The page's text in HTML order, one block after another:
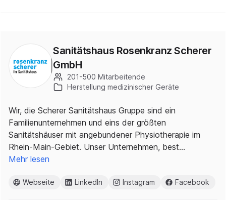
Sanitätshaus Rosenkranz Scherer
GmbH
201-500 Mitarbeitende
Herstellung medizinischer Geräte
Wir, die Scherer Sanitätshaus Gruppe sind ein
Familienunternehmen und eins der größten
Sanitätshäuser mit angebundener Physiotherapie im
Rhein-Main-Gebiet. Unser Unternehmen, best…
Mehr lesen
Webseite LinkedIn Instagram Facebook